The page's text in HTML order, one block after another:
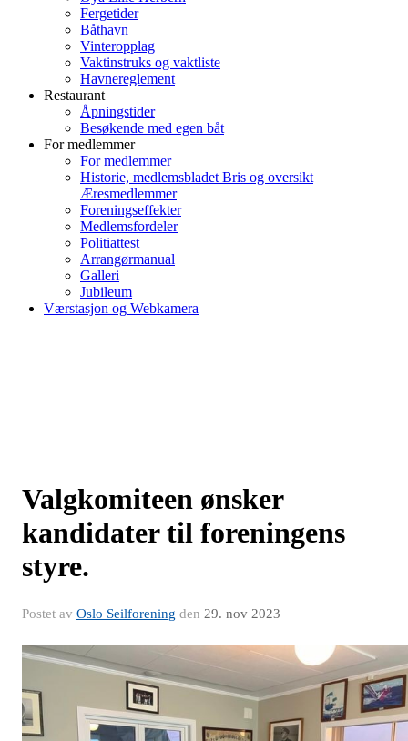
Fergetider
Båthavn
Vinteropplag
Vaktinstruks og vaktliste
Havnereglement
Restaurant
Åpningstider
Besøkende med egen båt
For medlemmer
For medlemmer
Historie, medlemsbladet Bris og oversikt
Æresmedlemmer
Foreningseffekter
Medlemsfordeler
Politiattest
Arrangørmanual
Galleri
Jubileum
Værstasjon og Webkamera
Valgkomiteen ønsker
kandidater til foreningens
styre.
Postet av Oslo Seilforening den 29. nov 2023